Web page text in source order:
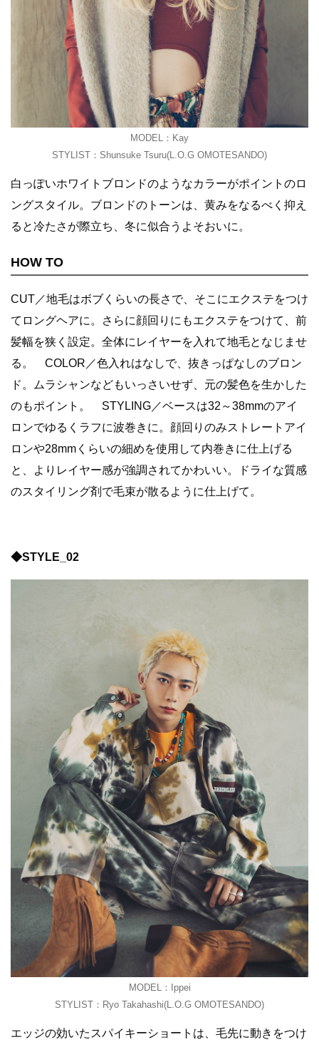
MODEL：Kay
STYLIST：Shunsuke Tsuru(L.O.G OMOTESANDO)
白っぽいホワイトブロンドのようなカラーがポイントのロ
ングスタイル。ブロンドのトーンは、黄みをなるべく抑え
ると冷たさが際立ち、冬に似合うよそおいに。
HOW TO
CUT／地毛はボブくらいの長さで、そこにエクステをつけ
てロングヘアに。さらに顔回りにもエクステをつけて、前
髪幅を狭く設定。全体にレイヤーを入れて地毛となじませ
る。 COLOR／色入れはなしで、抜きっぱなしのブロン
ド。ムラシャンなどもいっさいせず、元の髪色を生かした
のもポイント。 STYLING／ベースは32～38mmのアイ
ロンでゆるくラフに波巻きに。顔回りのみストレートアイ
ロンや28mmくらいの細めを使用して内巻きに仕上げる
と、よりレイヤー感が強調されてかわいい。ドライな質感
のスタイリング剤で毛束が散るように仕上げて。
◆STYLE_02
MODEL：Ippei
STYLIST：Ryo Takahashi(L.O.G OMOTESANDO)
エッジの効いたスパイキーショートは、毛先に動きをつけ